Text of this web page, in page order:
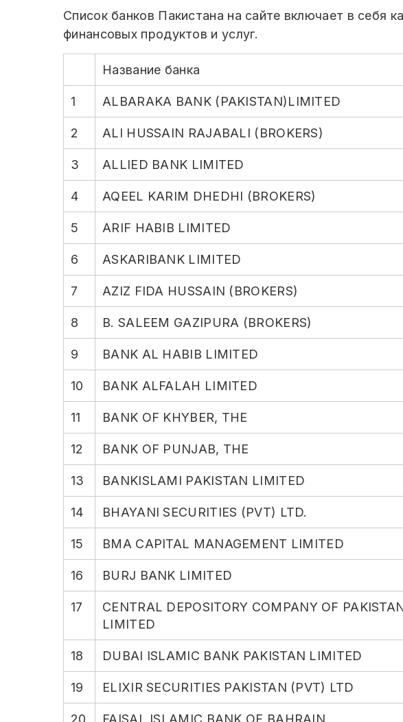
Список банков Пакистана на сайте включает в себя
финансовых продуктов и услуг.
Название банка
1 ALBARAKA BANK (PAKISTAN)LIMITED
2 ALI HUSSAIN RAJABALI (BROKERS)
3 ALLIED BANK LIMITED
4 AQEEL KARIM DHEDHI (BROKERS)
5 ARIF HABIB LIMITED
6 ASKARIBANK LIMITED
7 AZIZ FIDA HUSSAIN (BROKERS)
8 B. SALEEM GAZIPURA (BROKERS)
9 BANK AL HABIB LIMITED
10 BANK ALFALAH LIMITED
11 BANK OF KHYBER, THE
12 BANK OF PUNJAB, THE
13 BANKISLAMI PAKISTAN LIMITED
14 BHAYANI SECURITIES (PVT) LTD.
15 BMA CAPITAL MANAGEMENT LIMITED
16 BURJ BANK LIMITED
17
CENTRAL DEPOSITORY COMPANY OF
LIMITED
18 DUBAI ISLAMIC BANK PAKISTAN LIMITED
19 ELIXIR SECURITIES PAKISTAN (PVT) LTD
20 FAISAL ISLAMIC BANK OF BAHRAIN